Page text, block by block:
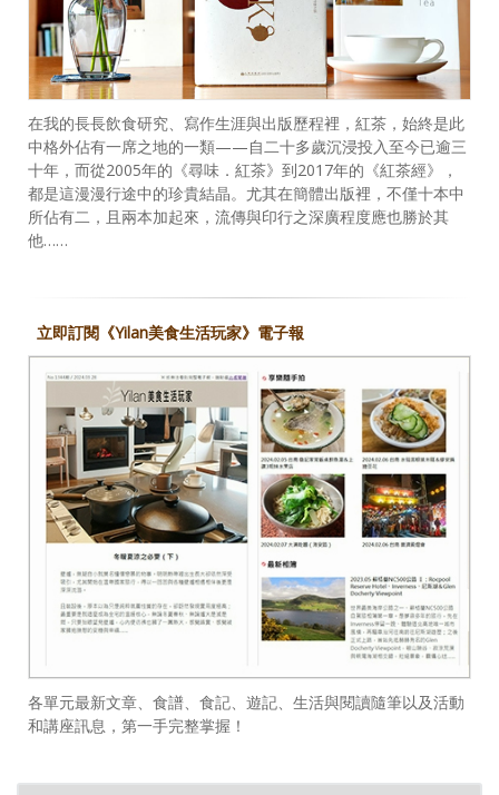
在我的長長飲食研究、寫作生涯與出版歷程裡，紅茶，始終是此
中格外佔有一席之地的一類——自二十多歲沉浸投入至今已逾三
十年，而從2005年的《尋味．紅茶》到2017年的《紅茶經》，
都是這漫漫行途中的珍貴結晶。尤其在簡體出版裡，不僅十本中
所佔有二，且兩本加起來，流傳與印行之深廣程度應也勝於其
他……
立即訂閱《Yilan美食生活玩家》電子報
各單元最新文章、食譜、食記、遊記、生活與閱讀隨筆以及活動
和講座訊息，第一手完整掌握！